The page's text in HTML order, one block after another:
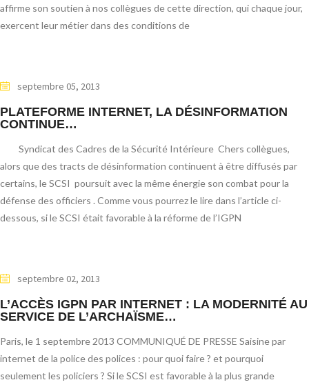
affirme son soutien à nos collègues de cette direction, qui chaque jour,
exercent leur métier dans des conditions de
septembre 05, 2013
PLATEFORME INTERNET, LA DÉSINFORMATION
CONTINUE…
Syndicat des Cadres de la Sécurité Intérieure Chers collègues,
alors que des tracts de désinformation continuent à être diffusés par
certains, le SCSI poursuit avec la même énergie son combat pour la
défense des officiers . Comme vous pourrez le lire dans l’article ci-
dessous, si le SCSI était favorable à la réforme de l’IGPN
septembre 02, 2013
L’ACCÈS IGPN PAR INTERNET : LA MODERNITÉ AU
SERVICE DE L’ARCHAÏSME…
Paris, le 1 septembre 2013 COMMUNIQUÉ DE PRESSE Saisine par
internet de la police des polices : pour quoi faire ? et pourquoi
seulement les policiers ? Si le SCSI est favorable à la plus grande